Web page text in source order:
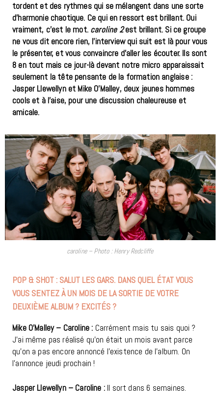
tordent et des rythmes qui se mélangent dans une sorte
d’harmonie chaotique. Ce qui en ressort est brillant. Oui
vraiment, c’est le mot.caroline 2est brillant. Si ce groupe
ne vous dit encore rien, l’interview qui suit est là pour vous
le présenter, et vous convaincre d’aller les écouter. Ils sont
8 en tout mais ce jour-là devant notre micro apparaissait
seulement la tête pensante de la formation anglaise :
Jasper Llewellyn et Mike O’Malley, deux jeunes hommes
cools et à l’aise, pour une discussion chaleureuse et
amicale.
caroline – Photo : Henry Redcliffe
POP & SHOT : SALUT LES GARS. DANS QUEL ÉTAT VOUS
VOUS SENTEZ À UN MOIS DE LA SORTIE DE VOTRE
DEUXIÈME ALBUM ? EXCITÉS ?
Mike O’Malley – Caroline : Carrément mais tu sais quoi ?
J’ai même pas réalisé qu’on était un mois avant parce
qu’on a pas encore annoncé l’existence de l’album. On
l’annonce jeudi prochain !
Jasper Llewellyn – Caroline :Il sort dans 6 semaines.